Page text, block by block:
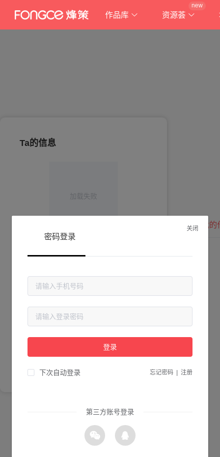
作品库 资源荟
new
Ta的信息
加载失败
作品数 ：
粉丝数 ：
我
关闭
密码登录
登录
下次自动登录 忘记密码 注册
第三方账号登录